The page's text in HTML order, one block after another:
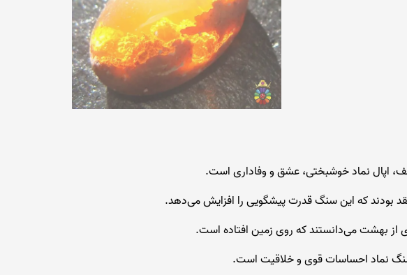
اپال نماد خوشبختی، عشق و وفاداری است.
بودند که این سنگ قدرت پیشگویی را افزایش می‌دهد.
از بهشت می‌دانستند که روی زمین افتاده است.
نماد احساسات قوی و خلاقیت است.